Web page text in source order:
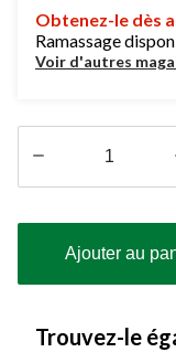
Obtenez-le dès
Ramassage
Voir d'autres
à
Ajouter au
Trouvez-le